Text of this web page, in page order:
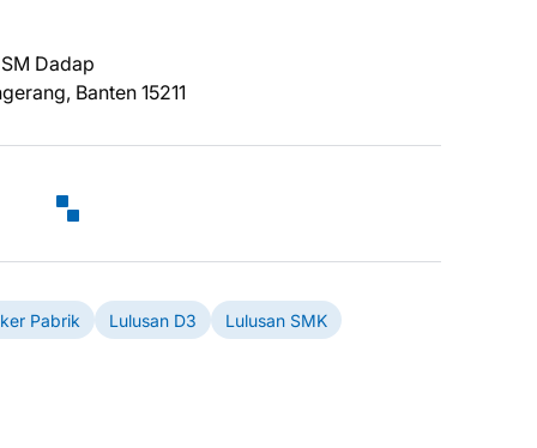
Dadap
Banten 15211
Pabrik Lulusan D3 Lulusan SMK